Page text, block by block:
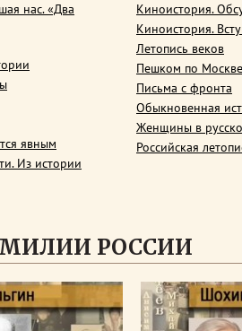
нас. «Два
явным
Из истории
Киноистория.
Киноистория.
Летопись веков
Пешком по Москве
Письма с фронта
Обыкновенная
Женщины в
Российская
РОССИИ